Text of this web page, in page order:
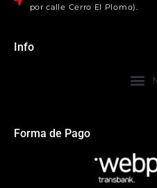
por calle Cerro El Plomo).
Info
Forma de Pago